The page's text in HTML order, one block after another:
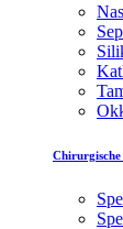
Chirurgische